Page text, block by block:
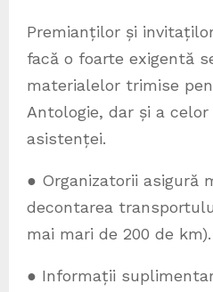
Premianților și
facă o foarte exigentă
materialelor trimise
Antologie, dar și a
asistenței.
● Organizatorii asigură
decontarea
mai mari de 200 de km).
● Informații